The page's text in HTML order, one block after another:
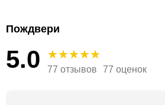
Пождвери
5.0 77 отзывов 77 оценок